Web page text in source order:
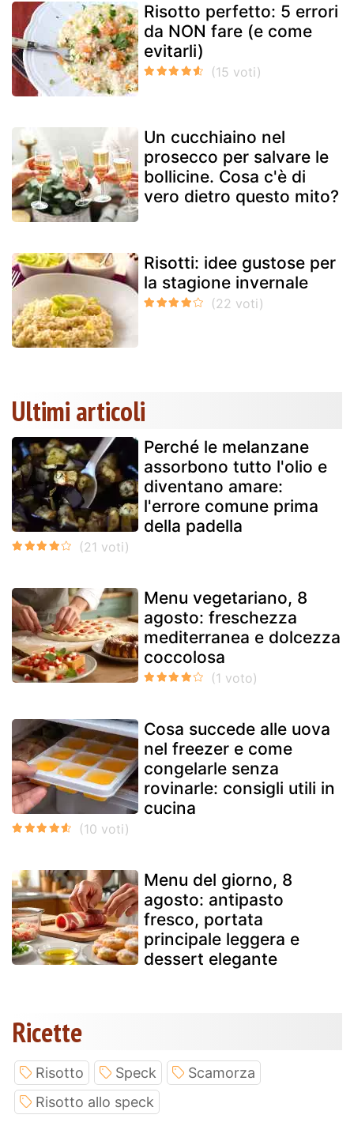
Risotto perfetto: 5 errori
da NON fare (e come
evitarli)
Un cucchiaino nel
prosecco per salvare le
bollicine. Cosa c'è di
vero dietro questo mito?
Risotti: idee gustose per
la stagione invernale
Ultimi articoli
Perché le melanzane
assorbono tutto l'olio e
diventano amare:
l'errore comune prima
della padella
Menu vegetariano, 8
agosto: freschezza
mediterranea e dolcezza
coccolosa
Cosa succede alle uova
nel freezer e come
congelarle senza
rovinarle: consigli utili in
cucina
Menu del giorno, 8
agosto: antipasto
fresco, portata
principale leggera e
dessert elegante
Ricette
Risotto Speck
Scamorza
Risotto allo speck